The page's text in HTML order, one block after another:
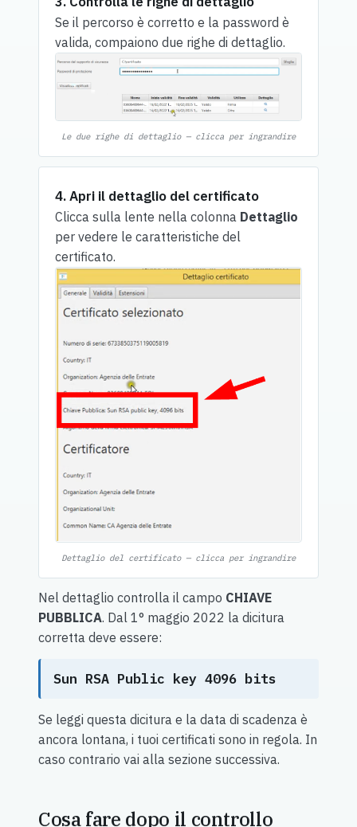
Se il percorso è corretto e la password è
valida, compaiono due righe di dettaglio.
Le due righe di dettaglio — clicca per ingrandire
4. Apri il dettaglio del certificato
Clicca sulla lente nella colonna Dettaglio
per vedere le caratteristiche del
certificato.
Dettaglio del certificato — clicca per ingrandire
Nel dettaglio controlla il campo CHIAVE
PUBBLICA. Dal 1° maggio 2022 la dicitura
corretta deve essere:
Sun RSA Public key 4096 bits
Se leggi questa dicitura e la data di scadenza è
ancora lontana, i tuoi certificati sono in regola. In
caso contrario vai alla sezione successiva.
Cosa fare dopo il controllo